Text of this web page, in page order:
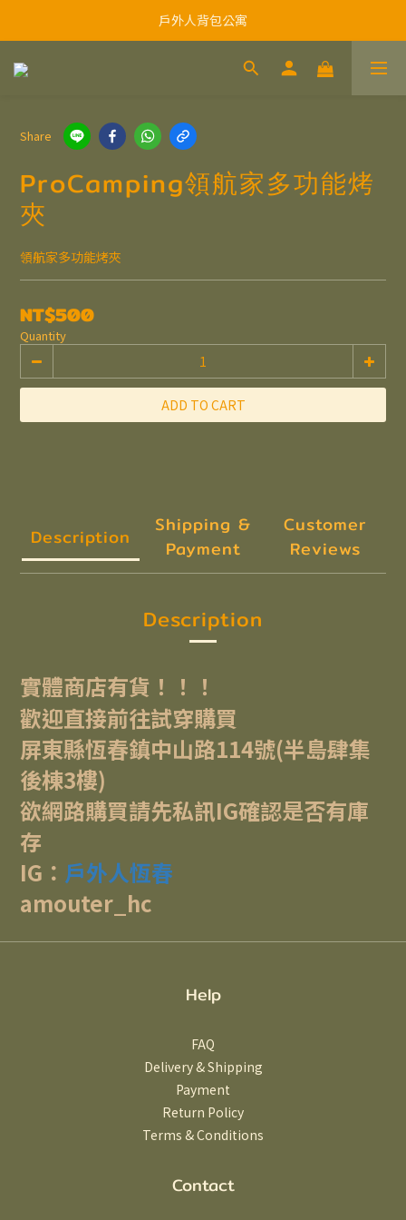
戶外人背包公寓
Share
ProCamping領航家多功能烤
夾
領航家多功能烤夾
NT$500
Quantity
ADD TO CART
Description
Shipping &
Payment
Customer
Reviews
Description
實體商店有貨！！！
歡迎直接前往試穿購買
屏東縣恆春鎮中山路114號(半島肆集
後棟3樓)
欲網路購買請先私訊IG確認是否有庫
存
IG： 戶外人恆春
amouter_hc
Help
FAQ
Delivery & Shipping
Payment
Return Policy
Terms & Conditions
Contact